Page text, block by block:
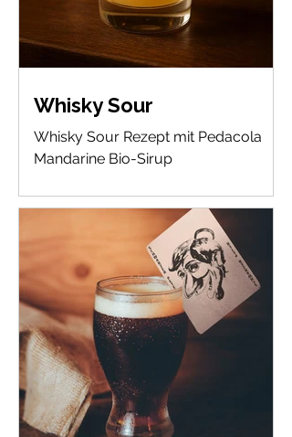
Whisky Sour
Whisky Sour Rezept mit Pedacola
Mandarine Bio-Sirup